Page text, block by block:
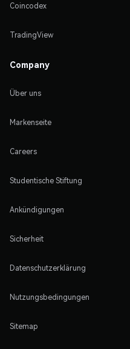
Coincodex
TradingView
Company
Über uns
Markenseite
Careers
Studentische Stiftung
Ankündigungen
Sicherheit
Datenschutzerklärung
Nutzungsbedingungen
Sitemap